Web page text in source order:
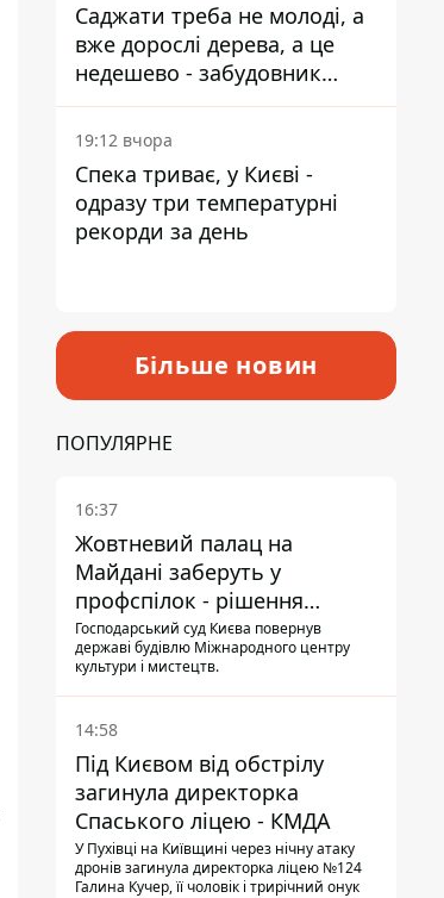
Саджати треба не молоді, а
вже дорослі дерева, а це
недешево - забудовник
Ніконов
19:12 вчора
Спека триває, у Києві -
одразу три температурні
рекорди за день
Більше новин
ПОПУЛЯРНЕ
16:37
Жовтневий палац на
Майдані заберуть у
профспілок - рішення
Господарського суду
Господарський суд Києва повернув
державі будівлю Міжнародного центру
культури і мистецтв.
14:58
Під Києвом від обстрілу
загинула директорка
Спаського ліцею - КМДА
У Пухівці на Київщині через нічну атаку
дронів загинула директорка ліцею №124
Галина Кучер, її чоловік і трирічний онук